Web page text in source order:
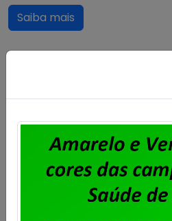
Saiba mais